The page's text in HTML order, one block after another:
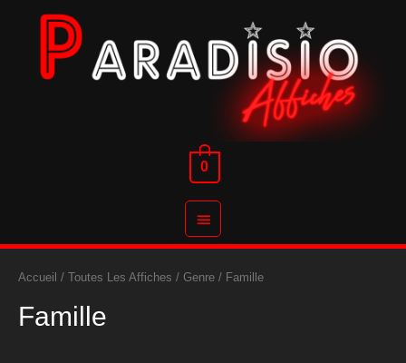
Menu
principal
0
Accueil / Toutes Les Affiches / Genre / Famille
Famille